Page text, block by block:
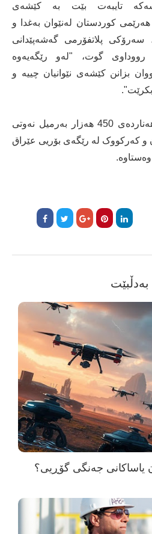
تایبەت بێت بە کێشەی
کوردستان لەنێوان بەغدا و
سەرۆکی پلاتفۆرمی گەشەپێدانی
رووداوی گوت، "لەو رێگەیەوە
بزانن کێشەی نێوانیان چییە و
لە 25ی ئاداری 2023وە، هەناردەی 450 هەزار بەرمیل نەوتی
و کەرکووک لە رێگەی بۆریی عێراق
یاساکانی جەنگی گۆڕیی؟